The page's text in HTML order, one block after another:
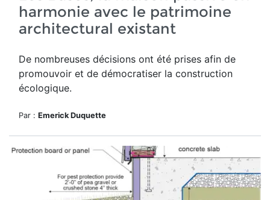
harmonie avec le patrimoine
architectural existant
De nombreuses décisions ont été prises afin de
promouvoir et de démocratiser la construction
écologique.
Par : Emerick Duquette